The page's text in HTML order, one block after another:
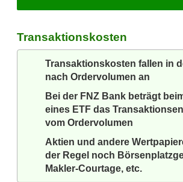
Transaktionskosten
Transaktionskosten fallen in
nach Ordervolumen an
Bei der FNZ Bank beträgt
eines ETF das
vom Ordervolumen
Aktien und andere
der Regel noch
Makler-Courtage, etc.